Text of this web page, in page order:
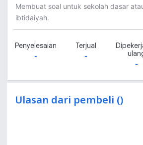
Membuat soal untuk sekolah dasar
ibtidaiyah.
Penyelesaian
-
Terjual
-
-
Ulasan dari pembeli ()